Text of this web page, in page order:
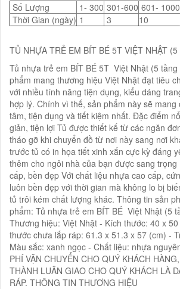
Số Lượng
1- 300 301-600 601- 1000
Thời Gian (ngày) 1 3 10
TỦ NHỰA TRẺ EM BÍT BÉ 5T VIỆT NHẬT
Tủ nhựa trẻ em BÍT BÉ 5T Việt Nhật (5
phẩm mang thương hiệu Việt Nhật đạt tiêu
với nhiều tính năng tiện dụng, kiểu dáng
hợp lý. Chính vì thế, sản phẩm này sẽ
tâm, tiện dụng và tiết kiệm nhất. Đặc điểm
giản, tiện lợi Tủ được thiết kế từ các ngăn
tháo gỡ khi chuyển đồ từ nơi này sang nơi
trước tủ có in họa tiết xinh xắn cực kỳ đáng
thêm cho ngôi nhà của bạn được sang trọng
cấp, bền đẹp Với chất liệu nhựa cao cấp,
luôn bền đẹp với thời gian mà không lo bị
tủ trôi kém chất lượng khác. Thông tin sản
phẩm: Tủ nhựa trẻ em BÍT BÉ Việt Nhật (5
Thương hiệu: Việt Nhật - Kích thước: 40 x
thước chưa lắp ráp: 61.3 x 51.3 x 57 (cm) -
Màu sắc: xanh ngọc - Chất liệu: nhựa
PHÍ VẬN CHUYỂN CHO QUÝ KHÁCH
THÀNH LUÂN GIAO CHO QUÝ KHÁCH LÀ
RÁP. THÔNG TIN THƯƠNG HIỆU